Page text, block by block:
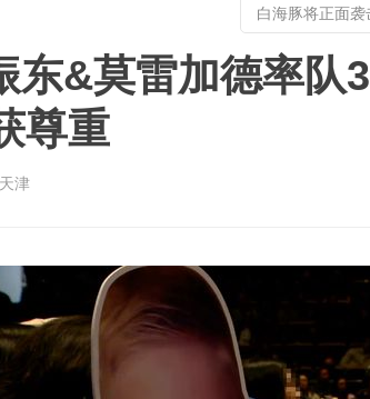
东&莫雷加德率队
尊重
天津